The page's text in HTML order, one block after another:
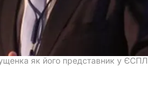
як його представник у ЄСПЛ